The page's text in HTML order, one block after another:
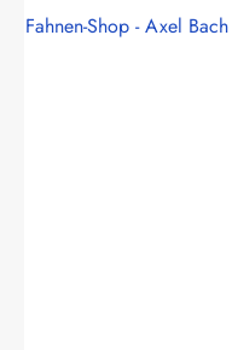
Fahnen-Shop - Axel Bach